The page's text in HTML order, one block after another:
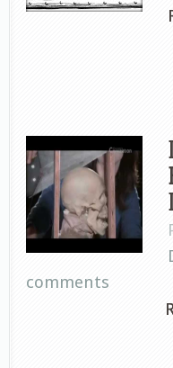
comments